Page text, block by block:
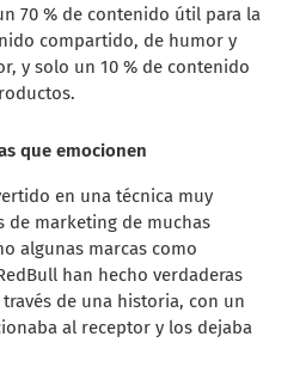
70 % de contenido útil para la
compartido, de humor y
y solo un 10 % de contenido
que emocionen
en una técnica muy
de marketing de muchas
algunas marcas como
han hecho verdaderas
de una historia, con un
al receptor y los dejaba